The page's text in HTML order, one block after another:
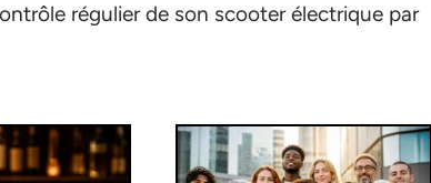
régulier de son scooter électrique par